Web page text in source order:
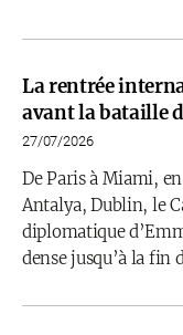
La rentrée
avant la bataille
27/07/2026
De Paris à Miami,
Antalya, Dublin, le
diplomatique
dense jusqu’à la fin